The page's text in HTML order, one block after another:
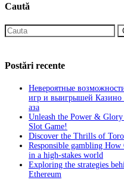
Caută
Postări recente
Невероятные
игр и выигрышей Казино
аза
Unleash the Power &
Slot Game!
Discover the Thrills of
Responsible gambling How
in a high-stakes world
Exploring the strategies
Ethereum